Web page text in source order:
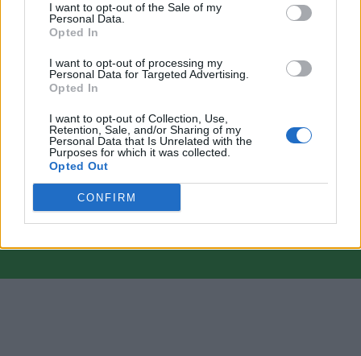
I want to opt-out of the Sale of my
Personal Data.
Opted In
I want to opt-out of processing my
Personal Data for Targeted Advertising.
Opted In
I want to opt-out of Collection, Use,
Retention, Sale, and/or Sharing of my
Personal Data that Is Unrelated with the
Purposes for which it was collected.
Opted Out
CONFIRM
VAI ALLA VERSIONE CLASSICA
giunti da internet, in quanto arrivati alla nostra attenzione attraverso regolari
comunicati stampa con immagini e testi allegati ed autorizzati alla pubblicazione, e
quindi valutati di pubblico dominio. Se i soggetti o gli autori avessero qualcosa in
contrario alla pubblicazione, non avranno che da segnalarlo alla redazione (indirizzo
redazione@napolimagazine.com
"Calciomercato Magazine" non è una testata giornalistica, ma un sito di informazione di
proprietà di Napoli Magazine.